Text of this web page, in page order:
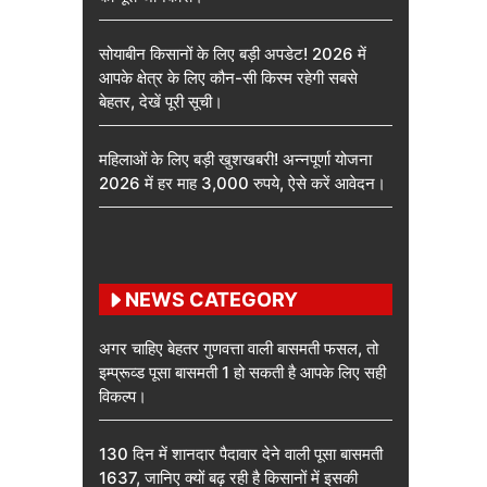
सोयाबीन किसानों के लिए बड़ी अपडेट! 2026 में
आपके क्षेत्र के लिए कौन-सी किस्म रहेगी सबसे
बेहतर, देखें पूरी सूची।
महिलाओं के लिए बड़ी खुशखबरी! अन्नपूर्णा योजना
2026 में हर माह 3,000 रुपये, ऐसे करें आवेदन।
NEWS CATEGORY
अगर चाहिए बेहतर गुणवत्ता वाली बासमती फसल, तो
इम्प्रूव्ड पूसा बासमती 1 हो सकती है आपके लिए सही
विकल्प।
130 दिन में शानदार पैदावार देने वाली पूसा बासमती
1637, जानिए क्यों बढ़ रही है किसानों में इसकी